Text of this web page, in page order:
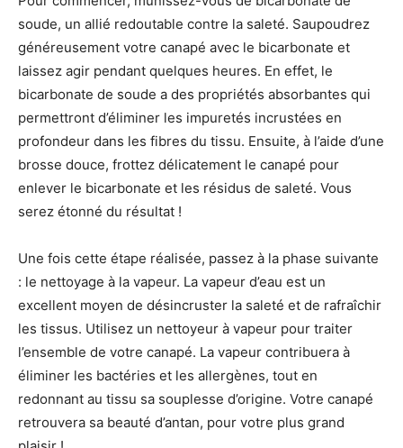
soude, un allié redoutable contre la saleté. Saupoudrez
généreusement votre canapé avec le bicarbonate et
laissez agir pendant quelques heures. En effet, le
bicarbonate de soude a des propriétés absorbantes qui
permettront d’éliminer les impuretés incrustées en
profondeur dans les fibres du tissu. Ensuite, à l’aide d’une
brosse douce, frottez délicatement le canapé pour
enlever le bicarbonate et les résidus de saleté. Vous
serez étonné du résultat !
Une fois cette étape réalisée, passez à la phase suivante
: le nettoyage à la vapeur. La vapeur d’eau est un
excellent moyen de désincruster la saleté et de rafraîchir
les tissus. Utilisez un nettoyeur à vapeur pour traiter
l’ensemble de votre canapé. La vapeur contribuera à
éliminer les bactéries et les allergènes, tout en
redonnant au tissu sa souplesse d’origine. Votre canapé
retrouvera sa beauté d’antan, pour votre plus grand